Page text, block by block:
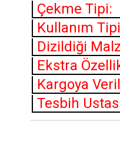
Çekme Tipi:
Kullanım
Dizildiği
Ekstra
Kargoya
Tesbih